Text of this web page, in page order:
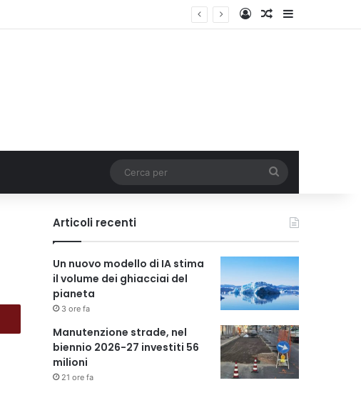
AccediUn articolo a
per
Articoli recenti
Un nuovo modello di IA stima
il volume dei ghiacciai del
pianeta
3 ore fa
Manutenzione strade, nel
biennio 2026-27 investiti 56
milioni
21 ore fa